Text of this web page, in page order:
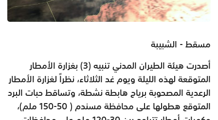
مسقط - الشبيبة
أصدرت هيئة الطيران المدني
تنبيه (3) بغزارة الأمطار
المتوقعةلهذه الليلة ويوم غد الثلاثاء، نظراً لغزارة الأمطار
الرعدية المصحوبة برياح هابطة نشطة، وتساقط حبات البرد
المتوقع هطولها على محافظة مسندم ( 50-150 ملم)،